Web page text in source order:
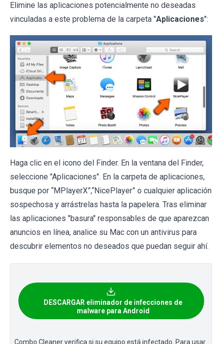
Elimine las aplicaciones potencialmente no deseadas
vinculadas a este problema de la carpeta "Aplicaciones":
Haga clic en el icono del Finder. En la ventana del Finder,
seleccione "Aplicaciones". En la carpeta de aplicaciones,
busque por “MPlayerX”,“NicePlayer” o cualquier aplicación
sospechosa y arrástrelas hasta la papelera. Tras eliminar
las aplicaciones "basura" responsables de que aparezcan
anuncios en línea, analice su Mac con un antivirus para
descubrir elementos no deseados que puedan seguir ahí.
DESCARGAR eliminador de infecciones de
malware para Android
Combo Cleaner verifica si su equipo está infectado. Para usar